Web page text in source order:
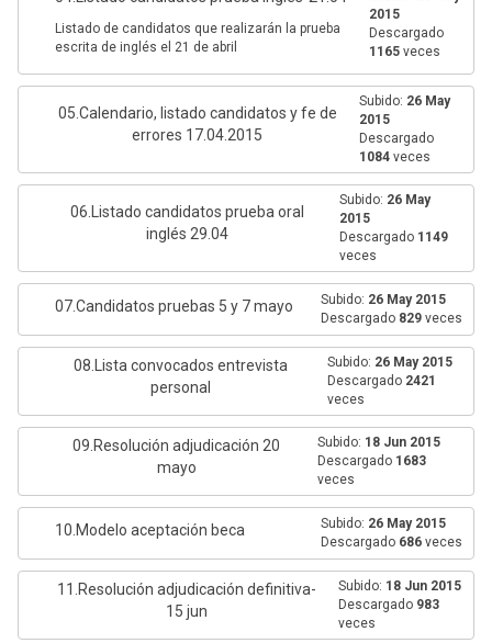
Listado de candidatos que realizarán la prueba
escrita de inglés el 21 de abril
2015
Descargado
1165 veces
05.Calendario, listado candidatos y fe de
errores 17.04.2015
Subido: 26 May
2015
Descargado
1084 veces
06.Listado candidatos prueba oral
inglés 29.04
Subido: 26 May
2015
Descargado 1149
veces
07.Candidatos pruebas 5 y 7 mayo Subido: 26 May 2015
Descargado 829 veces
08.Lista convocados entrevista
personal
Subido: 26 May 2015
Descargado 2421
veces
09.Resolución adjudicación 20
mayo
Subido: 18 Jun 2015
Descargado 1683
veces
10.Modelo aceptación beca Subido: 26 May 2015
Descargado 686 veces
11.Resolución adjudicación definitiva-
15 jun
Subido: 18 Jun 2015
Descargado 983
veces